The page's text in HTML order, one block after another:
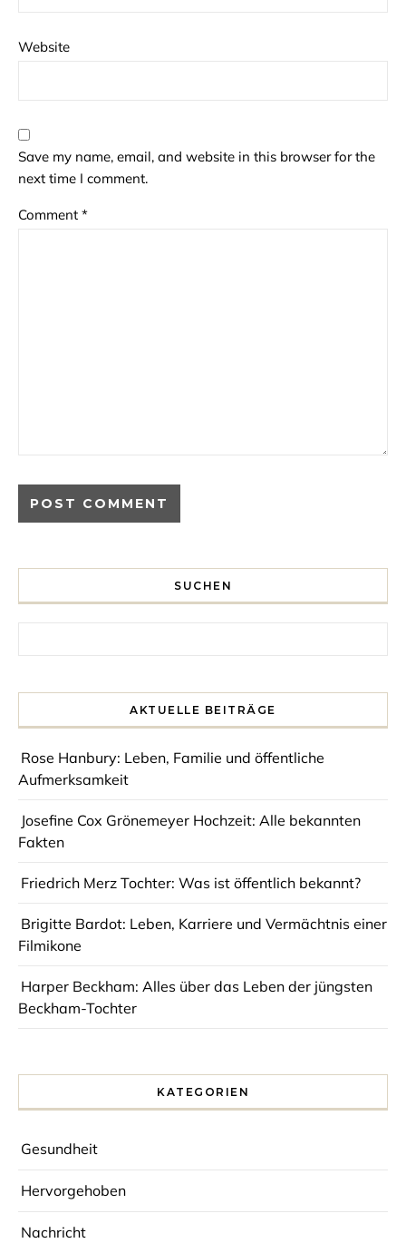
Website
Save my name, email, and website in this browser for the
next time I comment.
Comment *
SUCHEN
AKTUELLE BEITRÄGE
Rose Hanbury: Leben, Familie und öffentliche
Aufmerksamkeit
Josefine Cox Grönemeyer Hochzeit: Alle bekannten
Fakten
Friedrich Merz Tochter: Was ist öffentlich bekannt?
Brigitte Bardot: Leben, Karriere und Vermächtnis einer
Filmikone
Harper Beckham: Alles über das Leben der jüngsten
Beckham-Tochter
KATEGORIEN
Gesundheit
Hervorgehoben
Nachricht